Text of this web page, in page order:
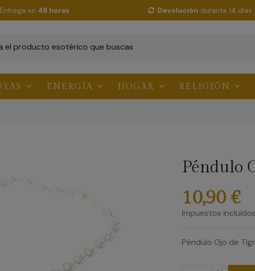
Entrega en 48 horas Devolución durante 14 días
ENERGÍA HOGAR RELIGIÓN
Péndulo
10,90 €
Impuestos incluidos
Péndulo Ojo de